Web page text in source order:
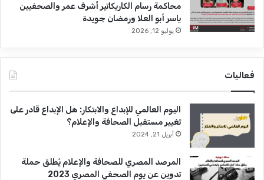
محاكمة رسام الكاريكاتير أشرف عمر والصحفيين
ياسر أبو العلا ورمضان جويدة
يوليو 12, 2026
فعاليات
اليوم العالمي للإبداع والابتكار: هل الإبداع قادر على
تغيير مستقبل الصحافة والإعلام؟
أبريل 21, 2024
المرصد المصري للصحافة والإعلام يُطلق حملة
تدوين عن يوم الصحفي المصري 2023